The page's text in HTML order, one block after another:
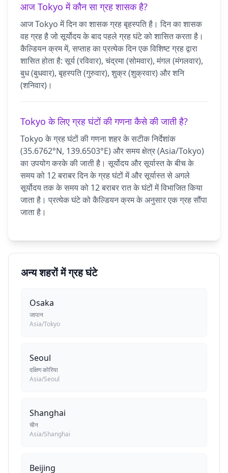
आज Tokyo में कौन सा ग्रह शासक है?
आज Tokyo में दिन का शासक ग्रह बृहस्पति है। दिन का शासक
वह ग्रह है जो सूर्योदय के बाद पहले ग्रह घंटे को शासित करता है।
कैल्डियन क्रम में, सप्ताह का प्रत्येक दिन एक विशिष्ट ग्रह द्वारा
शासित होता है: सूर्य (रविवार), चंद्रमा (सोमवार), मंगल (मंगलवार),
बुध (बुधवार), बृहस्पति (गुरुवार), शुक्र (शुक्रवार) और शनि
(शनिवार)।
Tokyo के लिए ग्रह घंटों की गणना कैसे की जाती है?
Tokyo के ग्रह घंटों की गणना शहर के सटीक निर्देशांक
(35.6762°N, 139.6503°E) और समय क्षेत्र (Asia/Tokyo)
का उपयोग करके की जाती है। सूर्योदय और सूर्यास्त के बीच के
समय को 12 बराबर दिन के ग्रह घंटों में और सूर्यास्त से अगले
सूर्योदय तक के समय को 12 बराबर रात के घंटों में विभाजित किया
जाता है। प्रत्येक घंटे को कैल्डियन क्रम के अनुसार एक ग्रह सौंपा
जाता है।
अन्य शहरों में ग्रह घंटे
Osaka
जापान
Asia/Tokyo
Seoul
दक्षिण कोरिया
Asia/Seoul
Shanghai
चीन
Asia/Shanghai
Beijing